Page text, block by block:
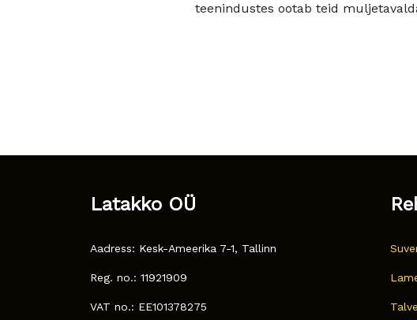
teenindustes ootab teid
Latakko OÜ
Aadress: Kesk-Ameerika 7-1, Tallinn
Reg. no.: 11921909
VAT no.: EE101378275